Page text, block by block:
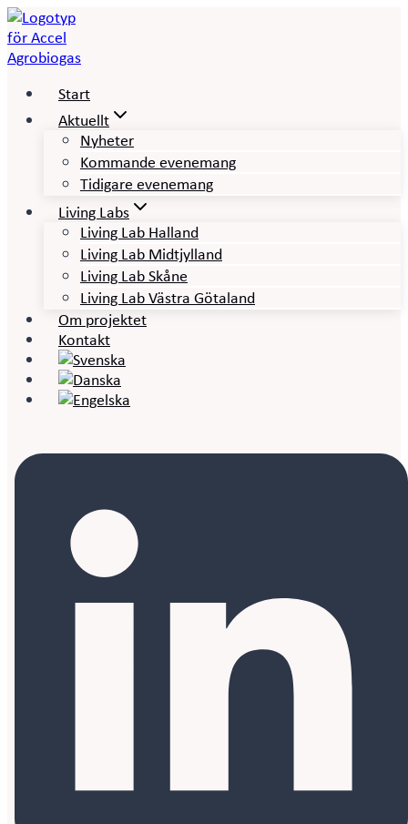
Skip
to
content
Start
Aktuellt
Nyheter
Kommande evenemang
Tidigare evenemang
Living Labs
Living Lab Halland
Living Lab Midtjylland
Living Lab Skåne
Living Lab Västra Götaland
Om projektet
Kontakt